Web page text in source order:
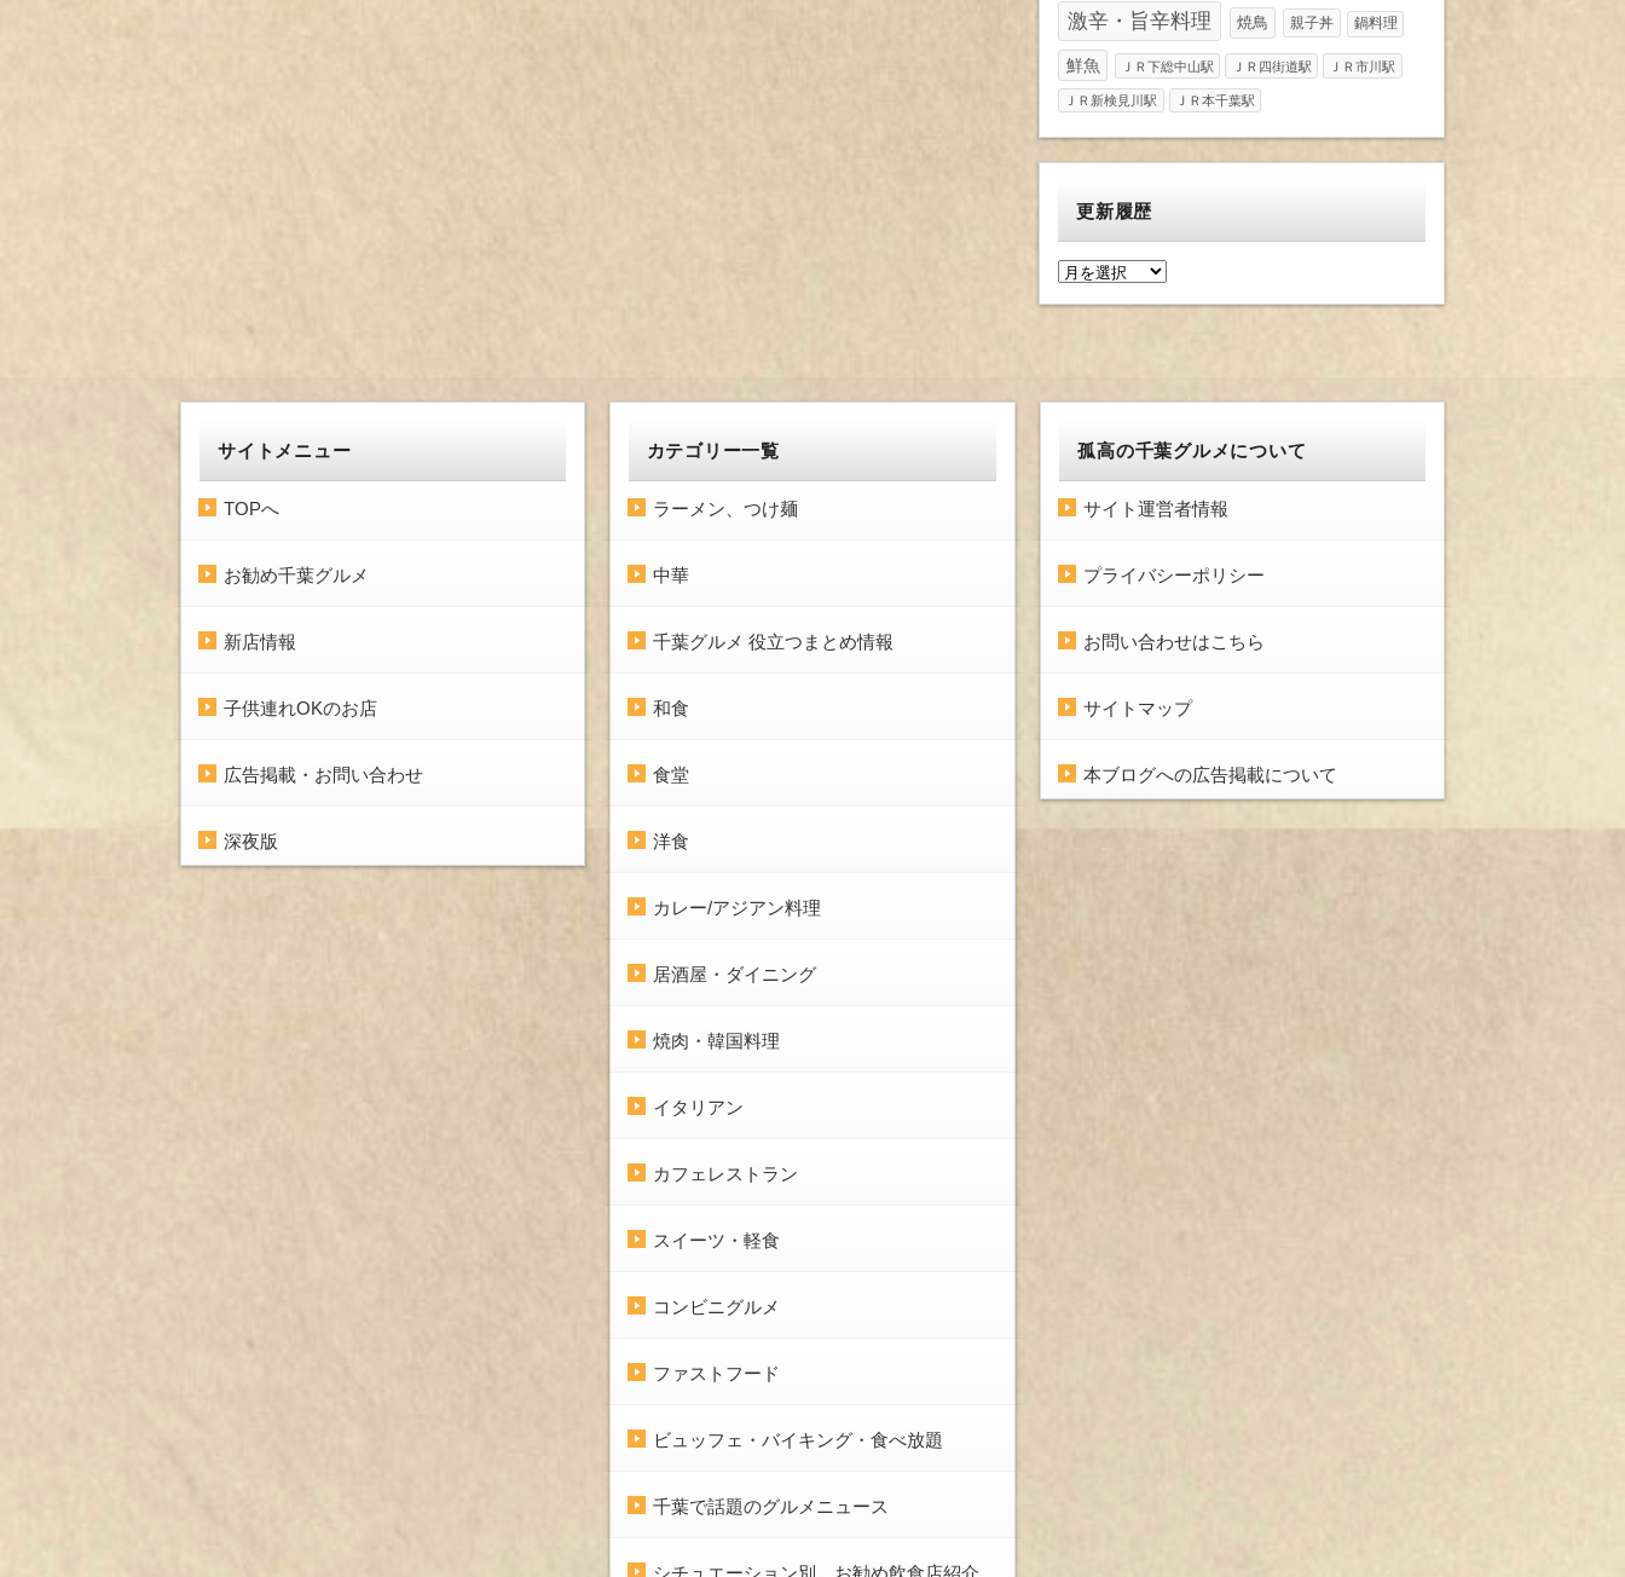
激辛・旨辛料理 焼鳥 親子丼 鍋料理
鮮魚 ＪＲ下総中山駅 ＪＲ四街道駅 ＪＲ市川駅
ＪＲ新検見川駅 ＪＲ本千葉駅
更新履歴
更
サイトメニュー
TOPへ
お勧め千葉グルメ
新店情報
子供連れOKのお店
広告掲載・お問い合わせ
深夜版
カテゴリー一覧
ラーメン、つけ麺
中華
千葉グルメ 役立つまとめ情報
和食
食堂
洋食
カレー/アジアン料理
居酒屋・ダイニング
焼肉・韓国料理
イタリアン
カフェレストラン
スイーツ・軽食
コンビニグルメ
ファストフード
ビュッフェ・バイキング・食べ放題
千葉で話題のグルメニュース
シチュエーション別、お勧め飲食店紹介
孤高の千葉グルメについて
サイト運営者情報
プライバシーポリシー
お問い合わせはこちら
サイトマップ
本ブログへの広告掲載について